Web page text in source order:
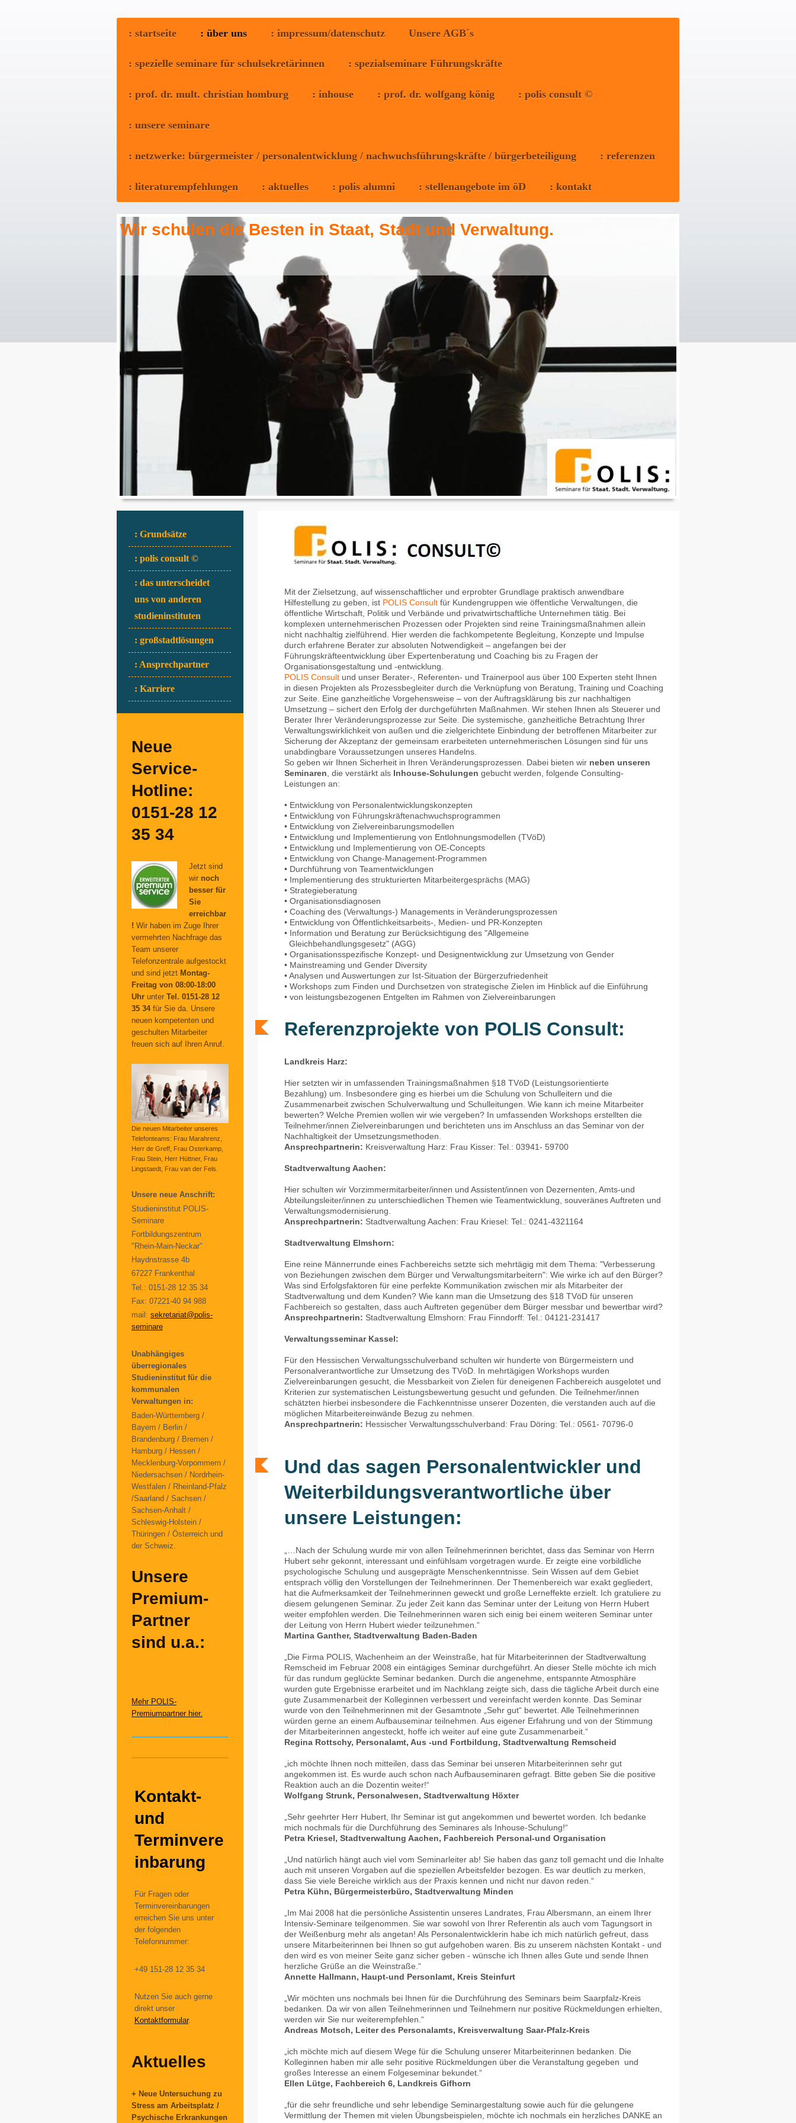
: startseite : über uns : impressum/datenschutz Unsere AGB´s
: spezielle seminare für schulsekretärinnen : spezialseminare Führungskräfte
: prof. dr. mult. christian homburg : inhouse : prof. dr. wolfgang könig : polis consult ©
: unsere seminare
: netzwerke: bürgermeister / personalentwicklung / nachwuchsführungskräfte / bürgerbeteiligung : referenzen
: literaturempfehlungen : aktuelles : polis alumni : stellenangebote im öD : kontakt
Wir schulen die Besten in Staat, Stadt und Verwaltung.
Mit der Zielsetzung, auf wissenschaftlicher und erprobter Grundlage praktisch anwendbare
Hilfestellung zu geben, ist POLIS Consult für Kundengruppen wie öffentliche Verwaltungen, die
öffentliche Wirtschaft, Politik und Verbände und privatwirtschaftliche Unternehmen tätig. Bei
komplexen unternehmerischen Prozessen oder Projekten sind reine Trainingsmaßnahmen allein
nicht nachhaltig zielführend. Hier werden die fachkompetente Begleitung, Konzepte und Impulse
durch erfahrene Berater zur absoluten Notwendigkeit – angefangen bei der
Führungskräfteentwicklung über Expertenberatung und Coaching bis zu Fragen der
Organisationsgestaltung und -entwicklung.
POLIS Consult und unser Berater-, Referenten- und Trainerpool aus über 100 Experten steht Ihnen
in diesen Projekten als Prozessbegleiter durch die Verknüpfung von Beratung, Training und Coaching
zur Seite. Eine ganzheitliche Vorgehensweise – von der Auftragsklärung bis zur nachhaltigen
Umsetzung – sichert den Erfolg der durchgeführten Maßnahmen. Wir stehen Ihnen als Steuerer und
Berater Ihrer Veränderungsprozesse zur Seite. Die systemische, ganzheitliche Betrachtung Ihrer
Verwaltungswirklichkeit von außen und die zielgerichtete Einbindung der betroffenen Mitarbeiter zur
Sicherung der Akzeptanz der gemeinsam erarbeiteten unternehmerischen Lösungen sind für uns
unabdingbare Voraussetzungen unseres Handelns.
So geben wir Ihnen Sicherheit in Ihren Veränderungsprozessen. Dabei bieten wir neben unseren
Seminaren , die verstärkt als Inhouse-Schulungen gebucht werden, folgende Consulting-
Leistungen an:
• Entwicklung von Personalentwicklungskonzepten
• Entwicklung von Führungskräftenachwuchsprogrammen
• Entwicklung von Zielvereinbarungsmodellen
• Entwicklung und Implementierung von Entlohnungsmodellen (TVöD)
• Entwicklung und Implementierung von OE-Concepts
• Entwicklung von Change-Management-Programmen
• Durchführung von Teamentwicklungen
• Implementierung des strukturierten Mitarbeitergesprächs (MAG)
• Strategieberatung
• Organisationsdiagnosen
• Coaching des (Verwaltungs-) Managements in Veränderungsprozessen
• Entwicklung von Öffentlichkeitsarbeits-, Medien- und PR-Konzepten
• Information und Beratung zur Berücksichtigung des "Allgemeine
Gleichbehandlungsgesetz" (AGG)
• Organisationsspezifische Konzept- und Designentwicklung zur Umsetzung von Gender
• Mainstreaming und Gender Diversity
• Analysen und Auswertungen zur Ist-Situation der Bürgerzufriedenheit
• Workshops zum Finden und Durchsetzen von strategische Zielen im Hinblick auf die Einführung
•von leistungsbezogenen Entgelten im Rahmen von Zielvereinbarungen
Referenzprojekte von POLIS Consult:
Landkreis Harz:
Hier setzten wir in umfassenden Trainingsmaßnahmen §18 TVöD (Leistungsorientierte
Bezahlung) um. Insbesondere ging es hierbei um die Schulung von Schulleitern und die
Zusammenarbeit zwischen Schulverwaltung und Schulleitungen. Wie kann ich meine Mitarbeiter
bewerten? Welche Premien wollen wir wie vergeben? In umfassenden Workshops erstellten die
Teilnehmer/innen Zielvereinbarungen und berichteten uns im Anschluss an das Seminar von der
Nachhaltigkeit der Umsetzungsmethoden.
Ansprechpartnerin: Kreisverwaltung Harz: Frau Kisser: Tel.: 03941- 59700
Stadtverwaltung Aachen:
Hier schulten wir Vorzimmermitarbeiter/innen und Assistent/innen von Dezernenten, Amts-und
Abteilungsleiter/innen zu unterschiedlichen Themen wie Teamentwicklung, souveränes Auftreten und
Verwaltungsmodernisierung.
Ansprechpartnerin: Stadtverwaltung Aachen: Frau Kriesel: Tel.: 0241-4321164
Stadtverwaltung Elmshorn:
Eine reine Männerrunde eines Fachbereichs setzte sich mehrtägig mit dem Thema: "Verbesserung
von Beziehungen zwischen dem Bürger und Verwaltungsmitarbeitern": Wie wirke ich auf den Bürger?
Was sind Erfolgsfaktoren für eine perfekte Kommunikation zwischen mir als Mitarbeiter der
Stadtverwaltung und dem Kunden? Wie kann man die Umsetzung des §18 TVöD für unseren
Fachbereich so gestalten, dass auch Auftreten gegenüber dem Bürger messbar und bewertbar wird?
Ansprechpartnerin: Stadtverwaltung Elmshorn: Frau Finndorff: Tel.: 04121-231417
Verwaltungsseminar Kassel:
Für den Hessischen Verwaltungsschulverband schulten wir hunderte von Bürgermeistern und
Personalverantwortliche zur Umsetzung des TVöD. In mehrtägigen Workshops wurden
Zielvereinbarungen gesucht, die Messbarkeit von Zielen für deneigenen Fachbereich ausgelotet und
Kriterien zur systematischen Leistungsbewertung gesucht und gefunden. Die Teilnehmer/innen
schätzten hierbei insbesondere die Fachkenntnisse unserer Dozenten, die verstanden auch auf die
möglichen Mitarbeitereinwände Bezug zu nehmen.
Ansprechpartnerin: Hessischer Verwaltungsschulverband: Frau Döring: Tel.: 0561- 70796-0
Und das sagen Personalentwickler und
Weiterbildungsverantwortliche über
unsere Leistungen:
„…Nach der Schulung wurde mir von allen Teilnehmerinnen berichtet, dass das Seminar von Herrn
Hubert sehr gekonnt, interessant und einfühlsam vorgetragen wurde. Er zeigte eine vorbildliche
psychologische Schulung und ausgeprägte Menschenkenntnisse. Sein Wissen auf dem Gebiet
entsprach völlig den Vorstellungen der Teilnehmerinnen. Der Themenbereich war exakt gegliedert,
hat die Aufmerksamkeit der Teilnehmerinnen geweckt und große Lerneffekte erzielt. Ich gratuliere zu
diesem gelungenen Seminar. Zu jeder Zeit kann das Seminar unter der Leitung von Herrn Hubert
weiter empfohlen werden. Die Teilnehmerinnen waren sich einig bei einem weiteren Seminar unter
der Leitung von Herrn Hubert wieder teilzunehmen.“
Martina Ganther, Stadtverwaltung Baden-Baden
„Die Firma POLIS, Wachenheim an der Weinstraße, hat für Mitarbeiterinnen der Stadtverwaltung
Remscheid im Februar 2008 ein eintägiges Seminar durchgeführt. An dieser Stelle möchte ich mich
für das rundum geglückte Seminar bedanken. Durch die angenehme, entspannte Atmosphäre
wurden gute Ergebnisse erarbeitet und im Nachklang zeigte sich, dass die tägliche Arbeit durch eine
gute Zusammenarbeit der Kolleginnen verbessert und vereinfacht werden konnte. Das Seminar
wurde von den Teilnehmerinnen mit der Gesamtnote „Sehr gut“ bewertet. Alle Teilnehmerinnen
würden gerne an einem Aufbauseminar teilnehmen. Aus eigener Erfahrung und von der Stimmung
der Mitarbeiterinnen angesteckt, hoffe ich weiter auf eine gute Zusammenarbeit.“
Regina Rottschy, Personalamt, Aus -und Fortbildung, Stadtverwaltung Remscheid
„ich möchte Ihnen noch mitteilen, dass das Seminar bei unseren Mitarbeiterinnen sehr gut
angekommen ist. Es wurde auch schon nach Aufbauseminaren gefragt. Bitte geben Sie die positive
Reaktion auch an die Dozentin weiter!“
Wolfgang Strunk, Personalwesen, Stadtverwaltung Höxter
„Sehr geehrter Herr Hubert, Ihr Seminar ist gut angekommen und bewertet worden. Ich bedanke
mich nochmals für die Durchführung des Seminares als Inhouse-Schulung!“
Petra Kriesel, Stadtverwaltung Aachen, Fachbereich Personal-und Organisation
„Und natürlich hängt auch viel vom Seminarleiter ab! Sie haben das ganz toll gemacht und die Inhalte
auch mit unseren Vorgaben auf die speziellen Arbeitsfelder bezogen. Es war deutlich zu merken,
dass Sie viele Bereiche wirklich aus der Praxis kennen und nicht nur davon reden.“
Petra Kühn, Bürgermeisterbüro, Stadtverwaltung Minden
„Im Mai 2008 hat die persönliche Assistentin unseres Landrates, Frau Albersmann, an einem Ihrer
Intensiv-Seminare teilgenommen. Sie war sowohl von Ihrer Referentin als auch vom Tagungsort in
der Weißenburg mehr als angetan! Als Personalentwicklerin habe ich mich natürlich gefreut, dass
unsere Mitarbeiterinnen bei Ihnen so gut aufgehoben waren. Bis zu unserem nächsten Kontakt - und
den wird es von meiner Seite ganz sicher geben - wünsche ich Ihnen alles Gute und sende Ihnen
herzliche Grüße an die Weinstraße.“
Annette Hallmann, Haupt-und Personlamt, Kreis Steinfurt
„Wir möchten uns nochmals bei Ihnen für die Durchführung des Seminars beim Saarpfalz-Kreis
bedanken. Da wir von allen Teilnehmerinnen und Teilnehmern nur positive Rückmeldungen erhielten,
werden wir Sie nur weiterempfehlen.“
Andreas Motsch, Leiter des Personalamts, Kreisverwaltung Saar-Pfalz-Kreis
„ich möchte mich auf diesem Wege für die Schulung unserer Mitarbeiterinnen bedanken. Die
Kolleginnen haben mir alle sehr positive Rückmeldungen über die Veranstaltung gegeben und
großes Interesse an einem Folgeseminar bekundet.“
Ellen Lütge, Fachbereich 6, Landkreis Gifhorn
„für die sehr freundliche und sehr lebendige Seminargestaltung sowie auch für die gelungene
Vermittlung der Themen mit vielen Übungsbeispielen, möchte ich nochmals ein herzliches DANKE an
: Grundsätze
: polis consult ©
: das unterscheidet
uns von anderen
studieninstituten
: großstadtlösungen
: Ansprechpartner
: Karriere
Neue
Service-
Hotline:
0151-28 12
35 34
Jetzt sind
wir noch
besser für
Sie
erreichbar
! Wir haben im Zuge Ihrer
vermehrten Nachfrage das
Team unserer
Telefonzentrale aufgestockt
und sind jetzt Montag-
Freitag von 08:00-18:00
Uhr unter Tel. 0151-28 12
35 34für Sie da. Unsere
neuen kompetenten und
geschulten Mitarbeiter
freuen sich auf Ihren Anruf.
Die neuen Mitarbeiter unseres
Telefonteams: Frau Marahrenz,
Herr de Greff, Frau Osterkamp,
Frau Stein, Herr Hüttner, Frau
Lingstaedt, Frau van der Fels.
Unsere neue Anschrift:
Studieninstitut POLIS-
Seminare
Fortbildungszentrum
"Rhein-Main-Neckar"
Haydnstrasse 4b
67227 Frankenthal
Tel.: 0151-28 12 35 34
Fax: 07221-40 94 988
mail: sekretariat@polis-
seminare
Unabhängiges
überregionales
Studieninstitut für die
kommunalen
Verwaltungen in:
Baden-Württemberg /
Bayern / Berlin /
Brandenburg / Bremen /
Hamburg / Hessen /
Mecklenburg-Vorpommern /
Niedersachsen / Nordrhein-
Westfalen / Rheinland-Pfalz
/Saarland / Sachsen /
Sachsen-Anhalt /
Schleswig-Holstein /
Thüringen / Österreich und
der Schweiz.
Unsere
Premium-
Partner
sind u.a.:
Mehr POLIS-
Premiumpartner hier.
Kontakt-
und
Terminvere
inbarung
Für Fragen oder
Terminvereinbarungen
erreichen Sie uns unter
der folgenden
Telefonnummer:
+49 151-28 12 35 34
Nutzen Sie auch gerne
direkt unser
Kontaktformular.
Aktuelles
+ Neue Untersuchung zu
Stress am Arbeitsplatz /
Psychische Erkrankungen